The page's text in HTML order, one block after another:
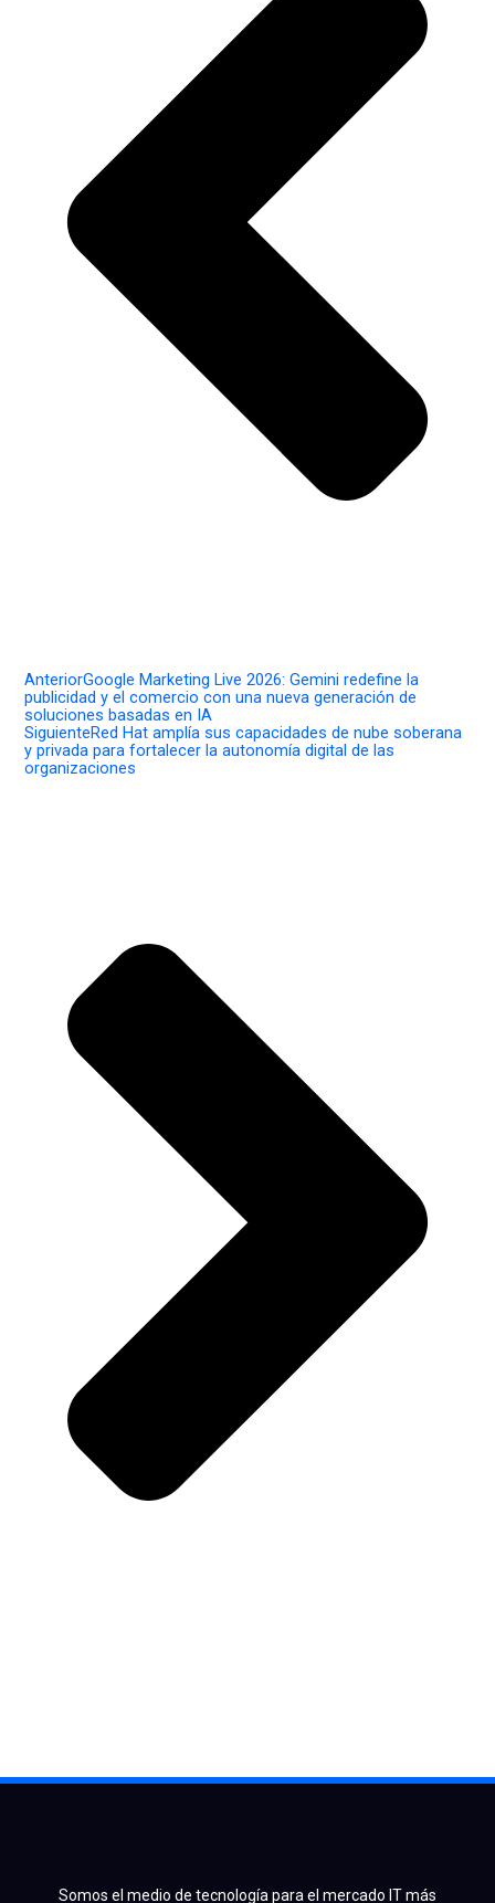
AnteriorGoogle Marketing Live 2026: Gemini redefine la
publicidad y el comercio con una nueva generación de
soluciones basadas en IA
SiguienteRed Hat amplía sus capacidades de nube soberana
y privada para fortalecer la autonomía digital de las
organizaciones
Somos el medio de tecnología para el mercado IT más